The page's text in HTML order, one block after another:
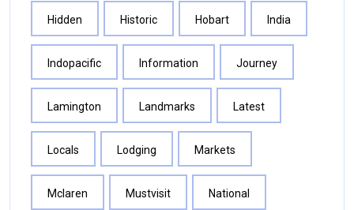
Hidden Historic Hobart India
Indopacific Information Journey
Lamington Landmarks Latest
Locals Lodging Markets
Mclaren Mustvisit National